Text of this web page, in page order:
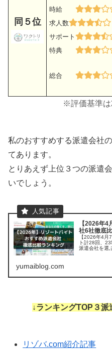
同５位
時給
求人数
サポート
特典
総合
※評価基準は
私のおすすめする派遣会社
てあります。
とりあえず上位３つの派遣
いでしょう。
【2026年
社6社徹底
【2026年4月
ト計28回、
派遣会社を選
yumaiblog.com
↓ランキングTOP３
リゾバ.com紹介記事